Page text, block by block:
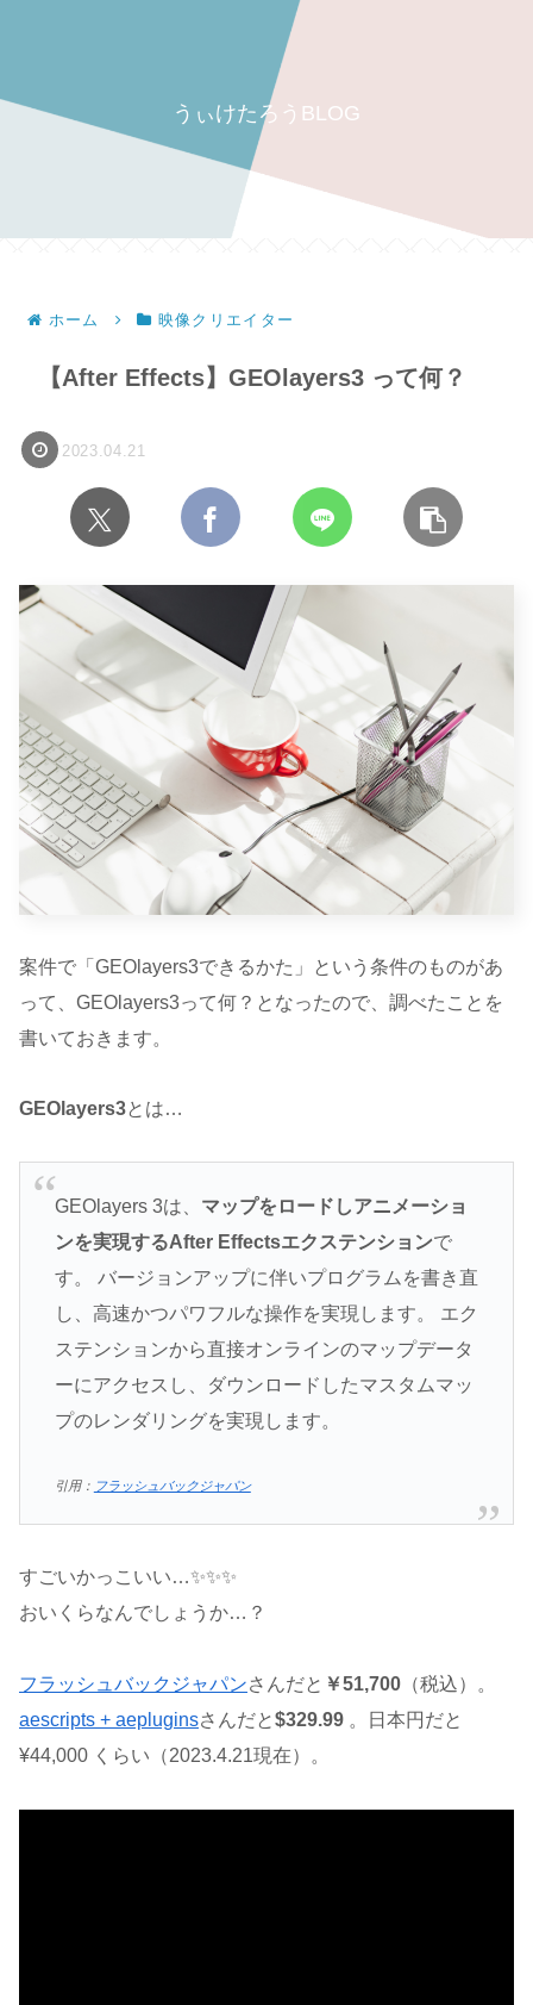
うぃけたろうBLOG
ホーム 映像クリエイター
【After Effects】GEOlayers3 って何？
2023.04.21
案件で「GEOlayers3できるかた」という条件のものがあ
って、GEOlayers3って何？となったので、調べたことを
書いておきます。
GEOlayers3とは…
GEOlayers 3は、 マップをロードしアニメーショ
ンを実現するAfter Effectsエクステンションで
す。 バージョンアップに伴いプログラムを書き直
し、高速かつパワフルな操作を実現します。 エク
ステンションから直接オンラインのマップデータ
ーにアクセスし、ダウンロードしたマスタムマッ
プのレンダリングを実現します。
引用： フラッシュバックジャパン
すごいかっこいい…✨✨✨
おいくらなんでしょうか…？
フラッシュバックジャパンさんだと ￥51,700 （税込）。
aescripts + aepluginsさんだと$329.99 。日本円だと
¥44,000 くらい（2023.4.21現在）。